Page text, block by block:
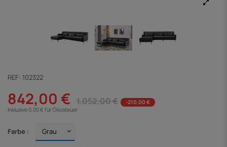
REF: 102322
842,00 € 1.052,00 €
-210,00 €
Inklusive 0,00 € für Ökosteuer
Farbe :